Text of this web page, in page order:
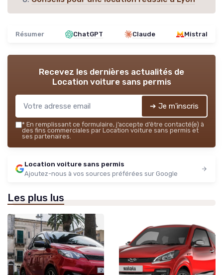
Résumer ChatGPT Claude Mistral
Recevez les dernières actualités de
Location voiture sans permis
➔ Je m'inscris
* En remplissant ce formulaire, j’accepte d’être contacté(e) à
des fins commerciales par Location voiture sans permis et
ses partenaires.
Location voiture sans permis
Ajoutez-nous à vos sources préférées sur Google
Les plus lus